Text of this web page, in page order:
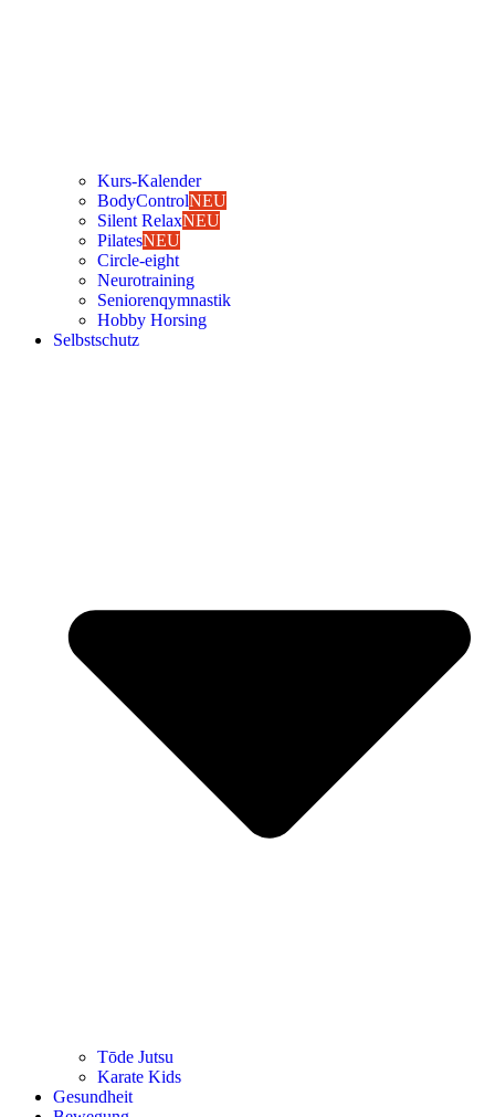
Kurs-Kalen­­der
Body­Con­trolNEU
Silent RelaxNEU
Pila­tesNEU
Cir­cle-eight
Neu­ro­trai­ning
Senio­ren­qym­nas­tik
Hob­by Hor­sing
Selbst­schutz
Tōde Jutsu
Kara­te Kids
Gesund­heit